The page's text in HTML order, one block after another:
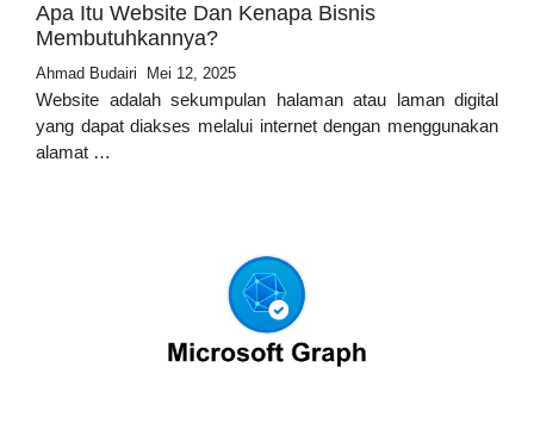
Apa Itu Website Dan Kenapa Bisnis
Membutuhkannya?
Ahmad Budairi Mei 12, 2025
Website adalah sekumpulan halaman atau laman digital
yang dapat diakses melalui internet dengan menggunakan
alamat …